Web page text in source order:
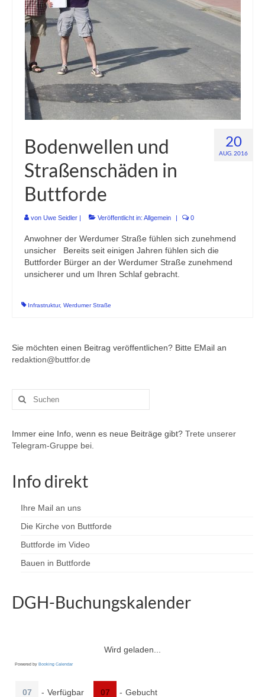
Buchung Dorfgemeinschaftshaus
Vereine
Buchung Dorfgemeinschaftshaus
Nordseeurlaub in Buttforde!
Bilder
20
AUG. 2016
Bodenwellen und
Straßenschäden in
Buttforde
von Uwe Seidler | Veröffentlicht in: Allgemein | 0
Anwohner der Werdumer Straße fühlen sich zunehmend
unsicher Bereits seit einigen Jahren fühlen sich die
Buttforder Bürger an der Werdumer Straße zunehmend
unsicherer und um Ihren Schlaf gebracht.
Infrastruktur, Werdumer Straße
Sie möchten einen Beitrag veröffentlichen? Bitte EMail an
redaktion@buttfor.de
Suchen
nach:
Immer eine Info, wenn es neue Beiträge gibt? Trete unserer
Telegram-Gruppe bei.
Info direkt
Ihre Mail an uns
Die Kirche von Buttforde
Buttforde im Video
Bauen in Buttforde
DGH-Buchungskalender
Wird geladen...
Powered by Booking Calendar
07 - Verfügbar 07 - Gebucht